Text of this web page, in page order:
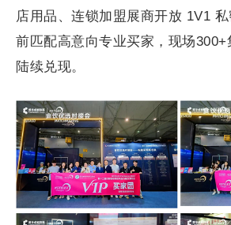
店用品、连锁加盟展商开放 1V1
前匹配高意向专业买家，现场
陆续兑现。